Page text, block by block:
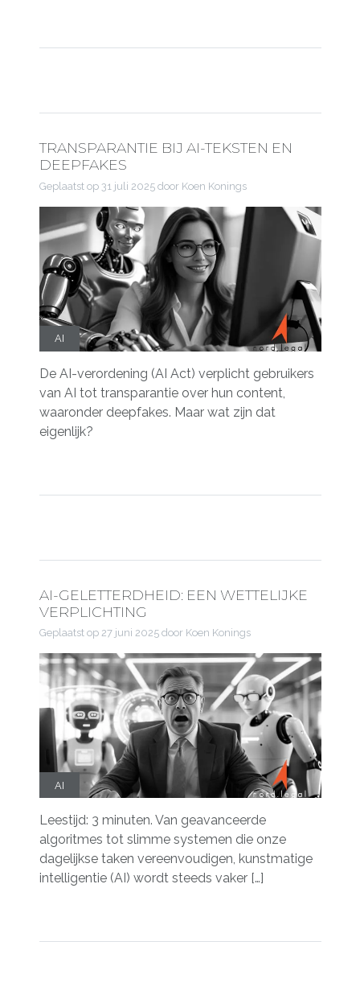
TRANSPARANTIE BIJ AI-TEKSTEN EN
DEEPFAKES
Geplaatst op 31 juli 2025door Koen Konings
AI
De AI-verordening (AI Act) verplicht gebruikers
van AI tot transparantie over hun content,
waaronder deepfakes. Maar wat zijn dat
eigenlijk?
AI-GELETTERDHEID: EEN WETTELIJKE
VERPLICHTING
Geplaatst op 27 juni 2025door Koen Konings
AI
Leestijd: 3 minuten. Van geavanceerde
algoritmes tot slimme systemen die onze
dagelijkse taken vereenvoudigen, kunstmatige
intelligentie (AI) wordt steeds vaker […]